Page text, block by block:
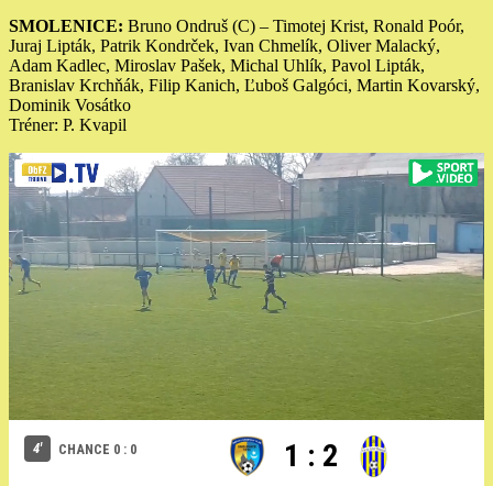
SMOLENICE: Bruno Ondruš (C) – Timotej Krist, Ronald Poór,
Juraj Lipták, Patrik Kondrček, Ivan Chmelík, Oliver Malacký,
Adam Kadlec, Miroslav Pašek, Michal Uhlík, Pavol Lipták,
Branislav Krchňák, Filip Kanich, Ľuboš Galgóci, Martin Kovarský,
Dominik Vosátko
Tréner: P. Kvapil